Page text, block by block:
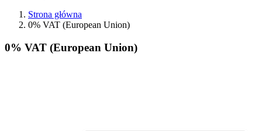
Strona główna
0% VAT (European Union)
0% VAT (European Union)